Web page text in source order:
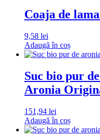
Coaja de
9,58 lei
Adaugă în coș
Suc bio pur
Aronia
151,94 lei
Adaugă în coș